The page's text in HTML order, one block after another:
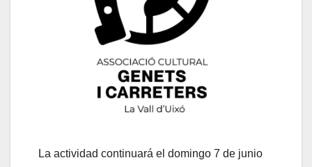
La actividad continuará el domingo 7 de junio